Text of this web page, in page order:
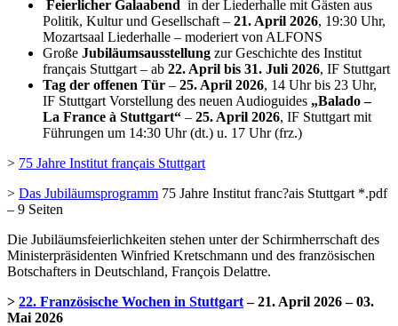
Feierlicher Galaabend in der Liederhalle mit Gästen aus
Politik, Kultur und Gesellschaft – 21. April 2026, 19:30 Uhr,
Mozartsaal Liederhalle – moderiert von ALFONS
Große Jubiläumsausstellung zur Geschichte des Institut
français Stuttgart – ab 22. April bis 31. Juli 2026, IF Stuttgart
Tag der offenen Tür – 25. April 2026, 14 Uhr bis 23 Uhr,
IF Stuttgart Vorstellung des neuen Audioguides „Balado –
La France à Stuttgart“ – 25. April 2026, IF Stuttgart mit
Führungen um 14:30 Uhr (dt.) u. 17 Uhr (frz.)
> 75 Jahre Institut français Stuttgart
> Das Jubiläumsprogramm 75 Jahre Institut franc?ais Stuttgart *.pdf
– 9 Seiten
Die Jubiläumsfeierlichkeiten stehen unter der Schirmherrschaft des
Ministerpräsidenten Winfried Kretschmann und des französischen
Botschafters in Deutschland, François Delattre.
> 22. Französische Wochen in Stuttgart– 21. April 2026 – 03.
Mai 2026